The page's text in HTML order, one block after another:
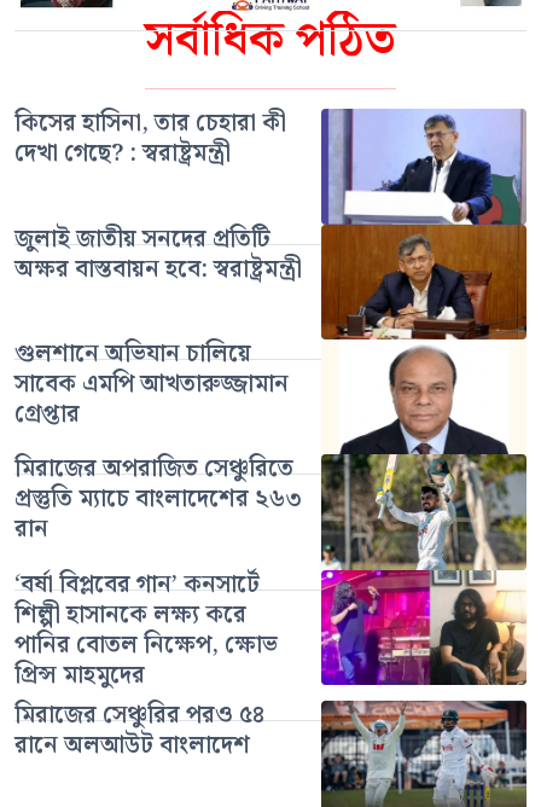
সর্বাধিক পঠিত
কিসের হাসিনা, তার চেহারা কী
দেখা গেছে? : স্বরাষ্ট্রমন্ত্রী
জুলাই জাতীয় সনদের প্রতিটি
অক্ষর বাস্তবায়ন হবে: স্বরাষ্ট্রমন্ত্রী
গুলশানে অভিযান চালিয়ে
সাবেক এমপি আখতারুজ্জামান
গ্রেপ্তার
মিরাজের অপরাজিত সেঞ্চুরিতে
প্রস্তুতি ম্যাচে বাংলাদেশের ২৬৩
রান
‘বর্ষা বিপ্লবের গান’ কনসার্টে
শিল্পী হাসানকে লক্ষ্য করে
পানির বোতল নিক্ষেপ, ক্ষোভ
প্রিন্স মাহমুদের
মিরাজের সেঞ্চুরির পরও ৫৪
রানে অলআউট বাংলাদেশ